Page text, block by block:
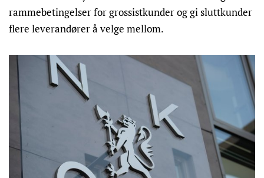
rammebetingelser for grossistkunder og gi sluttkunder
flere leverandører å velge mellom.